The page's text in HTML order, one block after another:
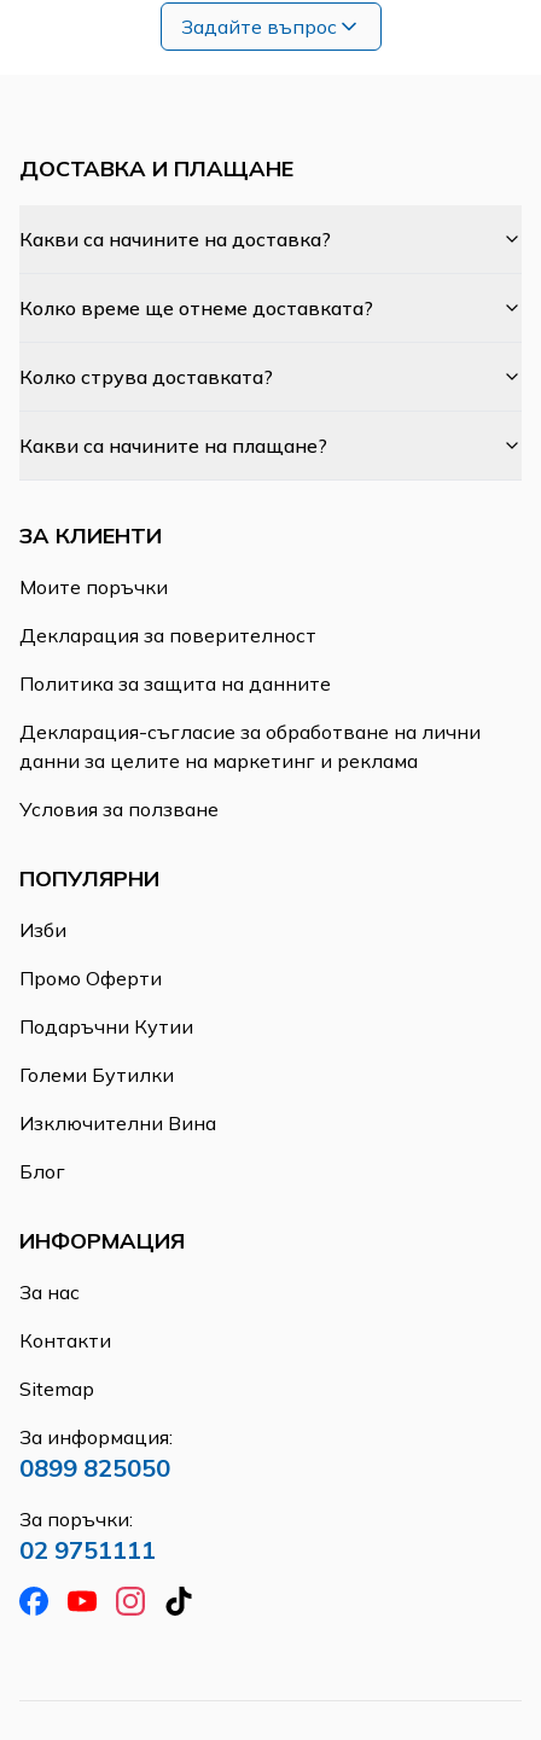
Задайте въпрос
ДОСТАВКА И ПЛАЩАНЕ
Какви са начините на доставка?
Колко време ще отнеме доставката?
Колко струва доставката?
Какви са начините на плащане?
ЗА КЛИЕНТИ
Моите поръчки
Декларация за поверителност
Политика за защита на данните
Декларация-съгласие за обработване на лични
данни за целите на маркетинг и реклама
Условия за ползване
ПОПУЛЯРНИ
Изби
Промо Оферти
Подаръчни Кутии
Големи Бутилки
Изключителни Вина
Блог
ИНФОРМАЦИЯ
За нас
Контакти
Sitemap
За информация:
0899 825050
За поръчки:
02 9751111